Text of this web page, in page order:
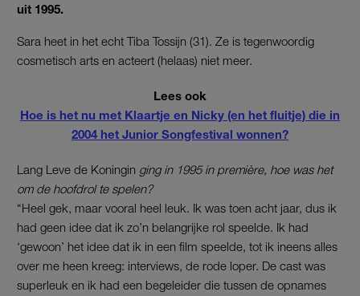
uit 1995.
Sara heet in het echt Tiba Tossijn (31). Ze is tegenwoordig
cosmetisch arts en acteert (helaas) niet meer.
Lees ook
Hoe is het nu met Klaartje en Nicky (en het fluitje) die in
2004 het Junior Songfestival wonnen?
Lang Leve de Koningin ging in 1995 in première, hoe was het
om de hoofdrol te spelen?
“Heel gek, maar vooral heel leuk. Ik was toen acht jaar, dus ik
had geen idee dat ik zo’n belangrijke rol speelde. Ik had
‘gewoon’ het idee dat ik in een film speelde, tot ik ineens alles
over me heen kreeg: interviews, de rode loper. De cast was
superleuk en ik had een begeleider die tussen de opnames